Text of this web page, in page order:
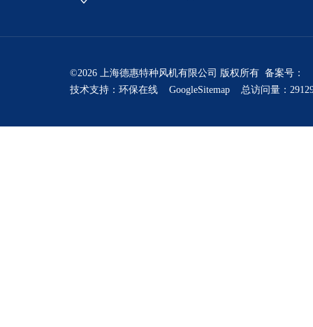
©2026 上海德惠特种风机有限公司 版权所有 备案号：
技术支持： 环保在线 GoogleSitemap 总访问量：